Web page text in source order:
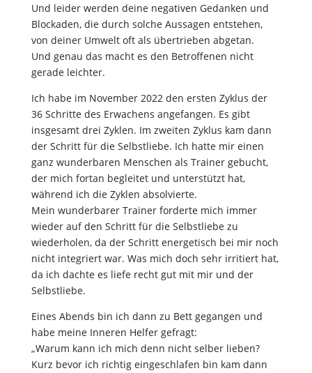
Und leider werden deine negativen Gedanken und
Blockaden, die durch solche Aussagen entstehen,
von deiner Umwelt oft als übertrieben abgetan.
Und genau das macht es den Betroffenen nicht
gerade leichter.
Ich habe im November 2022 den ersten Zyklus der
36 Schritte des Erwachens angefangen. Es gibt
insgesamt drei Zyklen. Im zweiten Zyklus kam dann
der Schritt für die Selbstliebe. Ich hatte mir einen
ganz wunderbaren Menschen als Trainer gebucht,
der mich fortan begleitet und unterstützt hat,
während ich die Zyklen absolvierte.
Mein wunderbarer Trainer forderte mich immer
wieder auf den Schritt für die Selbstliebe zu
wiederholen, da der Schritt energetisch bei mir noch
nicht integriert war. Was mich doch sehr irritiert hat,
da ich dachte es liefe recht gut mit mir und der
Selbstliebe.
Eines Abends bin ich dann zu Bett gegangen und
habe meine Inneren Helfer gefragt:
„Warum kann ich mich denn nicht selber lieben?
Kurz bevor ich richtig eingeschlafen bin kam dann